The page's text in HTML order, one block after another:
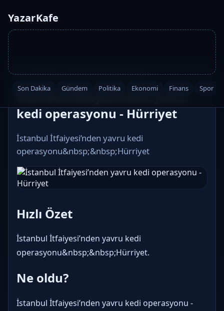
YazarKafe
Son Dakika Gündem Politika Ekonomi Finans Spor
Ana Sayfa·Son Dakika·2026-05-29 04:00
kedi operasyonu - Hürriyet
İstanbul İtfaiyesi’nden yavru kedi
operasyonu&nbsp;&nbsp;Hürriyet
Hızlı Özet
İstanbul İtfaiyesi’nden yavru kedi
operasyonu&nbsp;&nbsp;Hürriyet.
Ne oldu?
İstanbul İtfaiyesi’nden yavru kedi operasyonu -